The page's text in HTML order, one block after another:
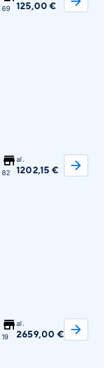
69 125,00 €
82
al.
1202,15 €
19
al.
2659,00 €